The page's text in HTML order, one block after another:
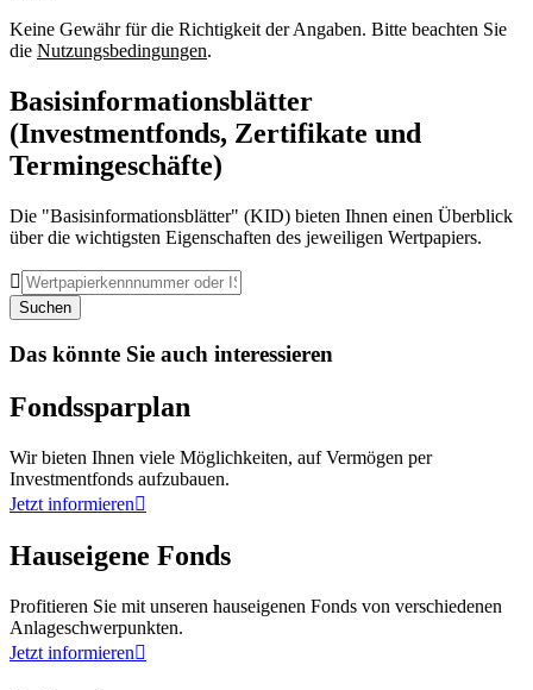
Keine Gewähr für die Richtigkeit der Angaben. Bitte beachten Sie
die Nutzungsbedingungen.
Basisinformationsblätter
(Investmentfonds, Zertifikate und
Termingeschäfte)
Die "Basisinformationsblätter" (KID) bieten Ihnen einen Überblick
über die wichtigsten Eigenschaften des jeweiligen Wertpapiers.

Suchen
Das könnte Sie auch interessieren
Fondssparplan
Wir bieten Ihnen viele Möglichkeiten, auf Vermögen per
Investmentfonds aufzubauen.
Jetzt informieren
Hauseigene Fonds
Profitieren Sie mit unseren hauseigenen Fonds von verschiedenen
Anlageschwerpunkten.
Jetzt informieren